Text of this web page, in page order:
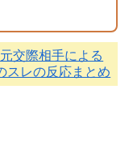
交際相手による
スレの反応まとめ